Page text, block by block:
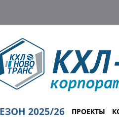
2025/26 ПРОЕКТЫ